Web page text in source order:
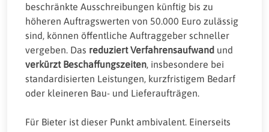
beschränkte Ausschreibungen künftig bis zu
höheren Auftragswerten von 50.000 Euro zulässig
sind, können öffentliche Auftraggeber schneller
vergeben. Das reduziert Verfahrensaufwand und
verkürzt Beschaffungszeiten, insbesondere bei
standardisierten Leistungen, kurzfristigem Bedarf
oder kleineren Bau- und Lieferaufträgen.
Für Bieter ist dieser Punkt ambivalent. Einerseits